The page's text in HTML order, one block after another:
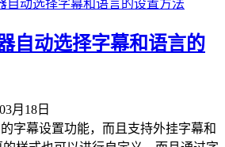
自动选择字幕和语言的
月18日
字幕设置功能，而且支持外挂字幕和